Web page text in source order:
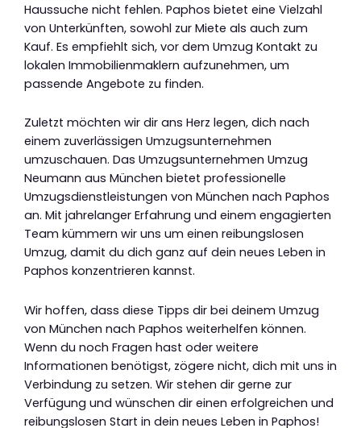
Haussuche nicht fehlen. Paphos bietet eine Vielzahl
von Unterkünften, sowohl zur Miete als auch zum
Kauf. Es empfiehlt sich, vor dem Umzug Kontakt zu
lokalen Immobilienmaklern aufzunehmen, um
passende Angebote zu finden.
Zuletzt möchten wir dir ans Herz legen, dich nach
einem zuverlässigen Umzugsunternehmen
umzuschauen. Das Umzugsunternehmen Umzug
Neumann aus München bietet professionelle
Umzugsdienstleistungen von München nach Paphos
an. Mit jahrelanger Erfahrung und einem engagierten
Team kümmern wir uns um einen reibungslosen
Umzug, damit du dich ganz auf dein neues Leben in
Paphos konzentrieren kannst.
Wir hoffen, dass diese Tipps dir bei deinem Umzug
von München nach Paphos weiterhelfen können.
Wenn du noch Fragen hast oder weitere
Informationen benötigst, zögere nicht, dich mit uns in
Verbindung zu setzen. Wir stehen dir gerne zur
Verfügung und wünschen dir einen erfolgreichen und
reibungslosen Start in dein neues Leben in Paphos!